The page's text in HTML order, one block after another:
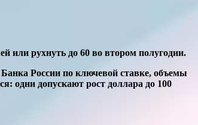
или рухнуть до 60 во втором полугодии.
России по ключевой ставке, объемы
одни допускают рост доллара до 100